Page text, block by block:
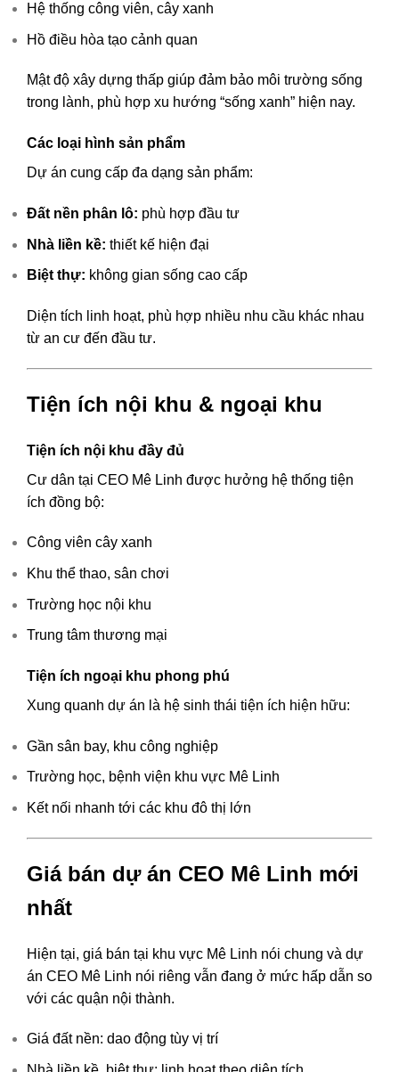
Hệ thống công viên, cây xanh
Hồ điều hòa tạo cảnh quan
Mật độ xây dựng thấp giúp đảm bảo môi trường sống
trong lành, phù hợp xu hướng “sống xanh” hiện nay.
Các loại hình sản phẩm
Dự án cung cấp đa dạng sản phẩm:
Đất nền phân lô: phù hợp đầu tư
Nhà liền kề: thiết kế hiện đại
Biệt thự: không gian sống cao cấp
Diện tích linh hoạt, phù hợp nhiều nhu cầu khác nhau
từ an cư đến đầu tư.
Tiện ích nội khu & ngoại khu
Tiện ích nội khu đầy đủ
Cư dân tại CEO Mê Linh được hưởng hệ thống tiện
ích đồng bộ:
Công viên cây xanh
Khu thể thao, sân chơi
Trường học nội khu
Trung tâm thương mại
Tiện ích ngoại khu phong phú
Xung quanh dự án là hệ sinh thái tiện ích hiện hữu:
Gần sân bay, khu công nghiệp
Trường học, bệnh viện khu vực Mê Linh
Kết nối nhanh tới các khu đô thị lớn
Giá bán dự án CEO Mê Linh mới
nhất
Hiện tại, giá bán tại khu vực Mê Linh nói chung và dự
án CEO Mê Linh nói riêng vẫn đang ở mức hấp dẫn so
với các quận nội thành.
Giá đất nền: dao động tùy vị trí